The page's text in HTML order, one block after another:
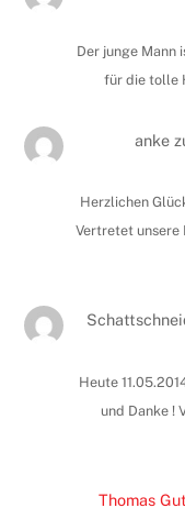
Der junge Mann
für die tolle
anke
Herzlichen
Vertretet unsere
Heute
und Danke !
Thomas